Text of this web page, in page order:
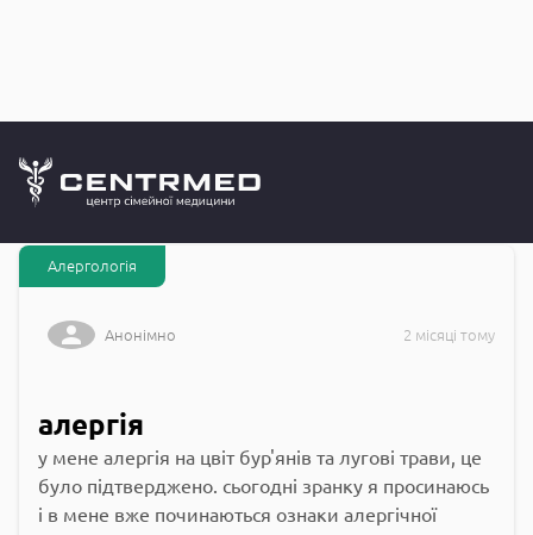
CENTRMED: Задай питання лікарю онлайн
Алергологія
Анонімно 2 місяці тому
алергія
у мене алергія на цвіт бур'янів та лугові трави, це
було підтверджено. сьогодні зранку я просинаюсь
і в мене вже починаються ознаки алергічної